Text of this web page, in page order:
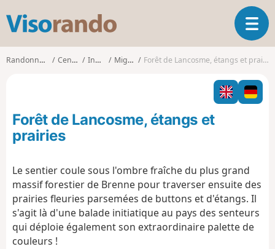
s
o
o
O
u
i
r
l
g
a
t
i
Randonnées Centre Indre Migné Forêt de Lancosme, étangs et prairies
Forêt de Lancosme, étangs et
prairies
Le sentier coule sous l'ombre fraîche du plus grand
massif forestier de Brenne pour traverser ensuite des
prairies fleuries parsemées de buttons et d'étangs. Il
s'agit là d'une balade initiatique au pays des senteurs
qui déploie également son extraordinaire palette de
couleurs !